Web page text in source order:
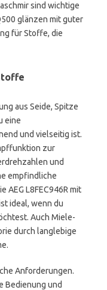
sind wichtige
glänzen mit guter
für Stoffe, die
aus Seide, Spitze
eine
und vielseitig ist.
zur
und
empfindliche
AEG L8FEC946R mit
ideal, wenn du
Auch Miele-
durch langlebige
Anforderungen.
Bedienung und